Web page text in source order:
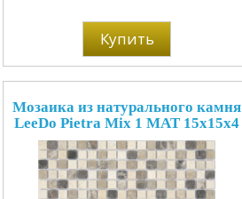
Купить
Мозаика из натурального камня
LeeDo Pietra Mix 1 MAT 15x15x4